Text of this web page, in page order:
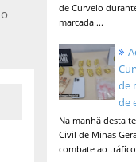
de Curvelo
marcada ...
de
de
Na manhã desta
Civil de Minas
combate ao